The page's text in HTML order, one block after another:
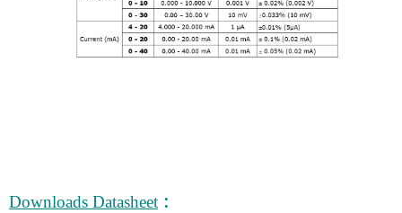
Downloads Datasheet :